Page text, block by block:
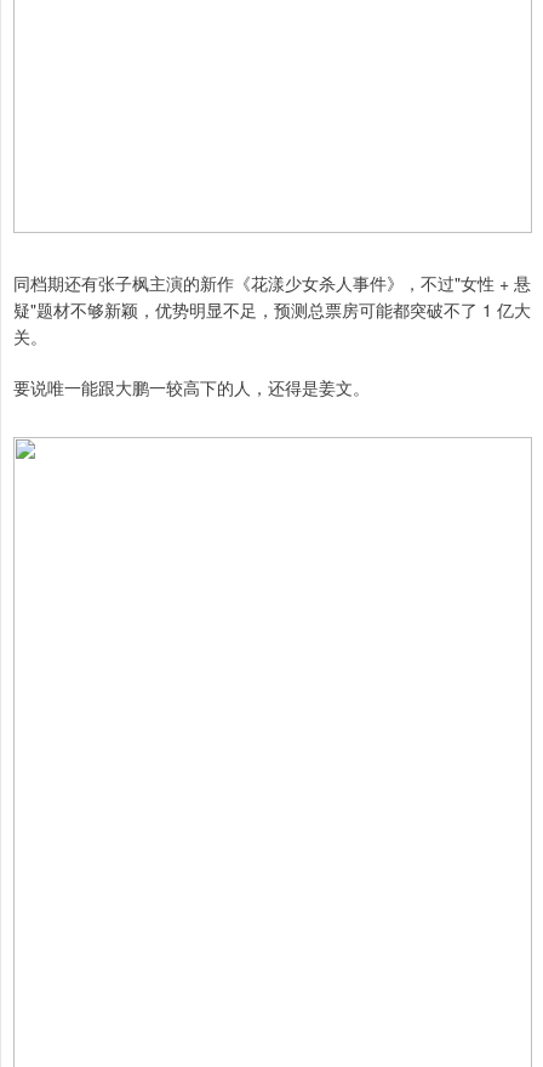
同档期还有张子枫主演的新作《花漾少女杀人事件》，不过"女性 + 悬
疑"题材不够新颖，优势明显不足，预测总票房可能都突破不了 1 亿大
关。
要说唯一能跟大鹏一较高下的人，还得是姜文。